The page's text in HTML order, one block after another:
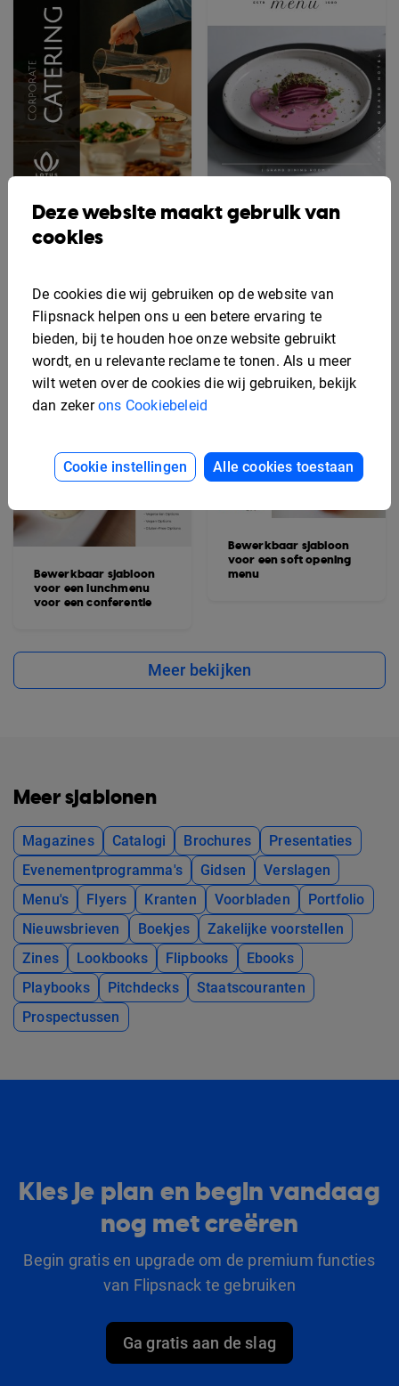
Interactief sjabloon
voor een
bedrijfscateringmenu
Bewerkbaar sjabloon
voor een lunchmenu
voor een conferentie
Bewerkbaar glutenvrij
menusjabloon
Bewerkbaar sjabloon
voor een soft opening
menu
Meer bekijken
Meer sjablonen
Magazines Catalogi Brochures
Presentaties
Evenementprogramma's
Gidsen
Verslagen
Menu's
Flyers Kranten Voorbladen
Portfolio
Nieuwsbrieven
Boekjes
Zakelijke voorstellen
Zines
Lookbooks Flipbooks
Ebooks
Playbooks
Pitchdecks
Staatscouranten
Prospectussen
Kies je plan en begin vandaag
nog met creëren
Begin gratis en upgrade om de premium functies
van Flipsnack te gebruiken
Ga gratis aan de slag
Deze website maakt gebruik van
cookies
De cookies die wij gebruiken op de website van
Flipsnack helpen ons u een betere ervaring te
bieden, bij te houden hoe onze website gebruikt
wordt, en u relevante reclame te tonen. Als u meer
wilt weten over de cookies die wij gebruiken, bekijk
dan zekerons Cookiebeleid
Cookie instellingen Alle cookies toestaan